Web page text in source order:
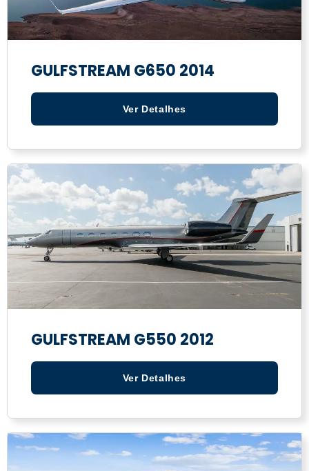
GULFSTREAM G650 2014
Ver Detalhes
GULFSTREAM G550 2012
Ver Detalhes